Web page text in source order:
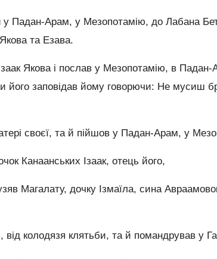
у Падан-Арам, у Мезопотамію, до Лабана
та Езава.
Якова і послав у Мезопотамію, в
його заповідав йому говорючи: Не мусиш
своєї, та й пійшов у Падан-Арам, у
Канаанських Ізаак, отець його,
Магалату, дочку Ізмаїла, сина
від колодязя клятьби, та й помандрував у